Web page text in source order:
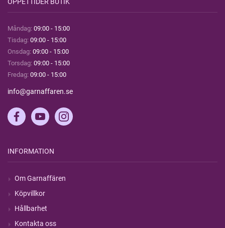
Måndag: 09:00 - 15:00
Tisdag: 09:00 - 15:00
Onsdag: 09:00 - 15:00
Torsdag: 09:00 - 15:00
Fredag: 09:00 - 15:00
info@garnaffaren.se
INFORMATION
Om Garnaffären
Köpvillkor
Hållbarhet
Kontakta oss